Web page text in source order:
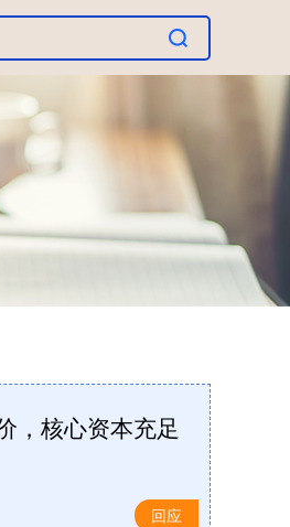
，核心资本充足
回应